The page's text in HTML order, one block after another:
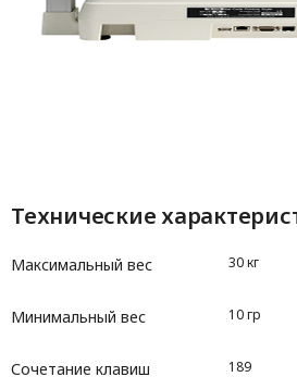
Технические
Максимальный вес 30 кг
Минимальный вес 10 гр
Сочетание клавиш 189